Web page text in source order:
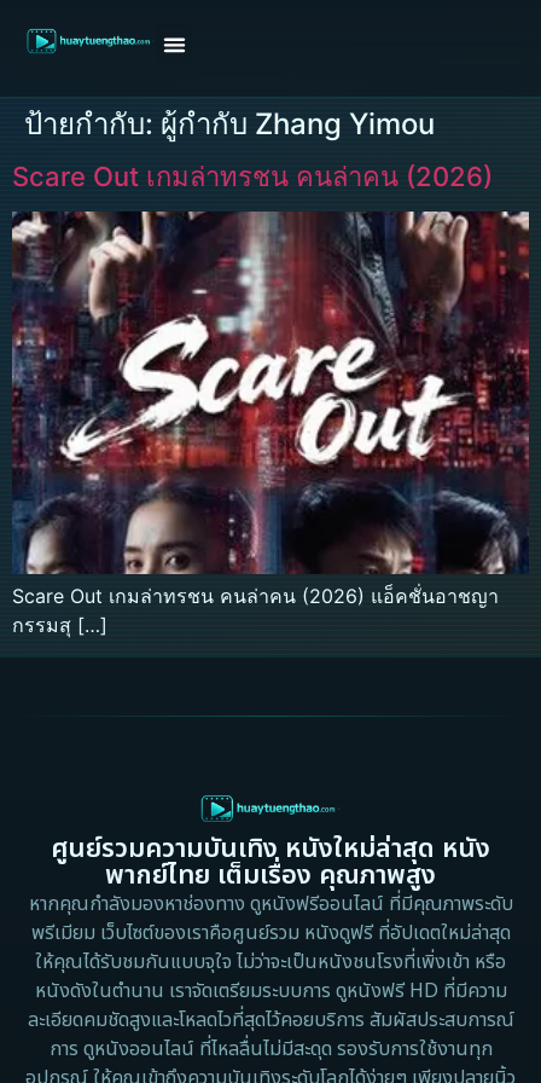
ป้ายกำกับ: ผู้กำกับ Zhang Yimou
Scare Out เกมล่าทรชน คนล่าคน (2026)
Scare Out เกมล่าทรชน คนล่าคน (2026) แอ็คชั่นอาชญา
กรรมสุ […]
ศูนย์รวมความบันเทิง หนังใหม่ล่าสุด หนัง
พากย์ไทย เต็มเรื่อง คุณภาพสูง
หากคุณกำลังมองหาช่องทาง ดูหนังฟรีออนไลน์ ที่มีคุณภาพระดับ
พรีเมียม เว็บไซต์ของเราคือศูนย์รวม หนังดูฟรี ที่อัปเดตใหม่ล่าสุด
ให้คุณได้รับชมกันแบบจุใจ ไม่ว่าจะเป็นหนังชนโรงที่เพิ่งเข้า หรือ
หนังดังในตำนาน เราจัดเตรียมระบบการ ดูหนังฟรี HD ที่มีความ
ละเอียดคมชัดสูงและโหลดไวที่สุดไว้คอยบริการ สัมผัสประสบการณ์
การ ดูหนังออนไลน์ ที่ไหลลื่นไม่มีสะดุด รองรับการใช้งานทุก